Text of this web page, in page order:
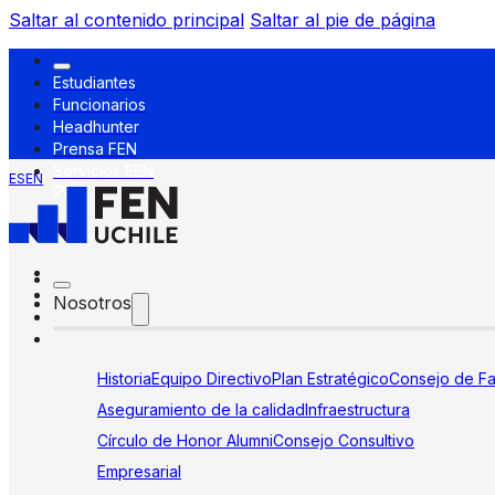
Saltar al contenido principal Saltar al pie de página
Estudiantes
Funcionarios
Headhunter
Prensa FEN
ESEN
Nosotros
HistoriaEquipo DirectivoPlan EstratégicoConsejo de
Aseguramiento de la calidadInfraestructura
Círculo de Honor AlumniConsejo Consultivo
Empresarial